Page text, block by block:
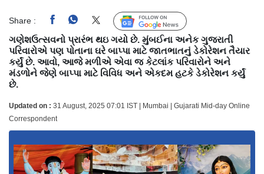
Share : Follow Us
ગણેશઉત્સવનો પ્રારંભ થઇ ગયો છે. મુંબઈના અનેક ગુજરાતી
પરિવારોએ પણ પોતાના ઘરે બાપ્પા માટે જાતભાતનું ડેકોરેશન તૈયાર
કર્યું છે. આવો, આજે મળીએ એવા જ કેટલાંક પરિવારોને અને
મંડળોને જેણે બાપ્પા માટે વિવિધ અને એકદમ હટકે ડેકોરેશન કર્યું
છે.
Updated on : 31 August, 2025 07:01 IST | Mumbai | Gujarati Mid-day Online
Correspondent